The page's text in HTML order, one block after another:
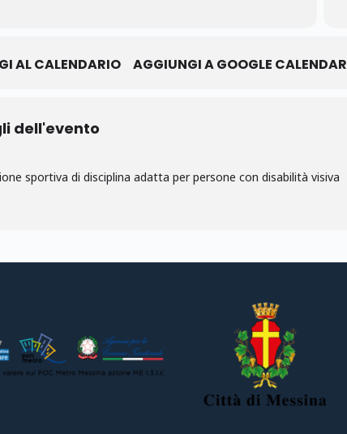
AL CALENDARIO AGGIUNGI A GOOGLE CALENDAR
dell'evento
sportiva di disciplina adatta per persone con disabilità visiva